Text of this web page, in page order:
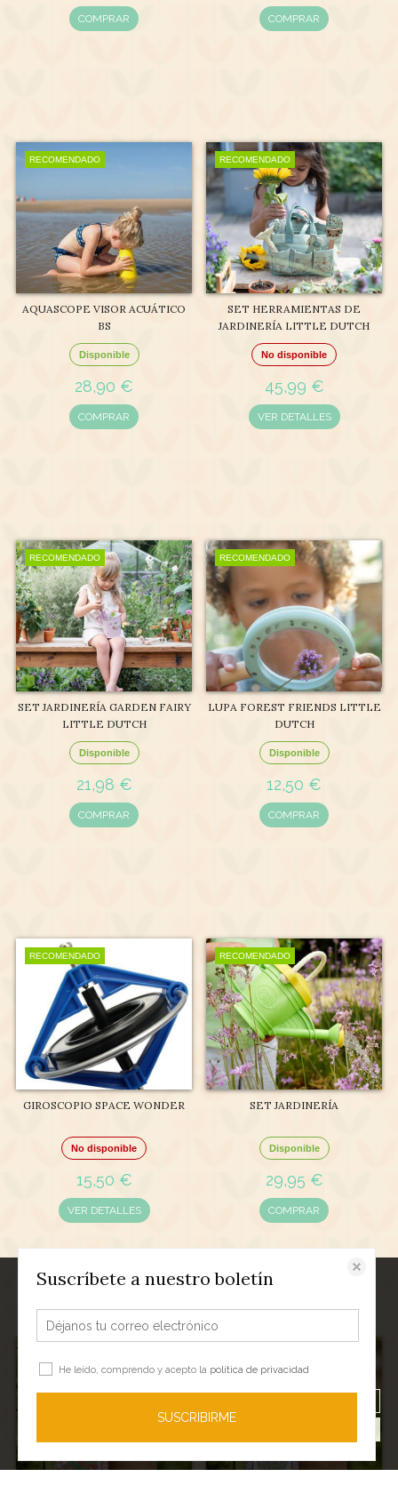
COMPRAR COMPRAR
RECOMENDADO
AQUASCOPE VISOR ACUÁTICO
BS
Disponible
28,90 €
COMPRAR
RECOMENDADO
SET HERRAMIENTAS DE
JARDINERÍA LITTLE DUTCH
No disponible
45,99 €
VER DETALLES
RECOMENDADO
SET JARDINERÍA GARDEN FAIRY
LITTLE DUTCH
Disponible
21,98 €
COMPRAR
RECOMENDADO
LUPA FOREST FRIENDS LITTLE
DUTCH
Disponible
12,50 €
COMPRAR
RECOMENDADO
GIROSCOPIO SPACE WONDER
No disponible
15,50 €
VER DETALLES
RECOMENDADO
SET JARDINERÍA
Disponible
29,95 €
COMPRAR
Este sitio web almacena datos como cookies para habilitar la funcionalidad
predeterminada.
Configurar cookies
Suscríbete a nuestro boletín
He leído, comprendo y acepto la política de privacidad
SUSCRIBIRME